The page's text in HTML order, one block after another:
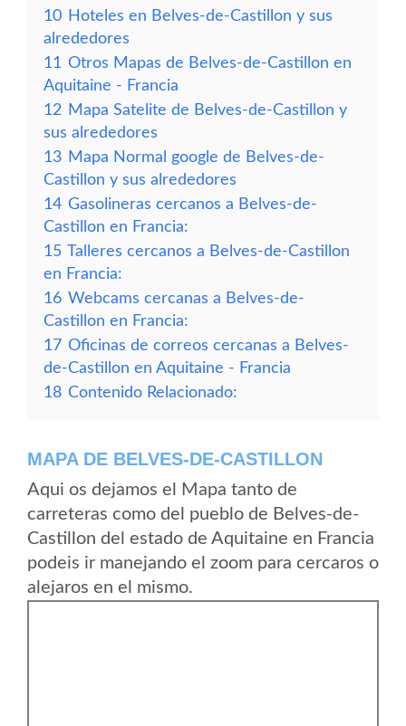
10 Hoteles en Belves-de-Castillon y sus
alrededores
11 Otros Mapas de Belves-de-Castillon en
Aquitaine - Francia
12 Mapa Satelite de Belves-de-Castillon y
sus alrededores
13 Mapa Normal google de Belves-de-
Castillon y sus alrededores
14 Gasolineras cercanos a Belves-de-
Castillon en Francia:
15 Talleres cercanos a Belves-de-Castillon
en Francia:
16 Webcams cercanas a Belves-de-
Castillon en Francia:
17 Oficinas de correos cercanas a Belves-
de-Castillon en Aquitaine - Francia
18 Contenido Relacionado:
MAPA DE BELVES-DE-CASTILLON
Aqui os dejamos el Mapa tanto de
carreteras como del pueblo de Belves-de-
Castillon del estado de Aquitaine en Francia
podeis ir manejando el zoom para cercaros o
alejaros en el mismo.